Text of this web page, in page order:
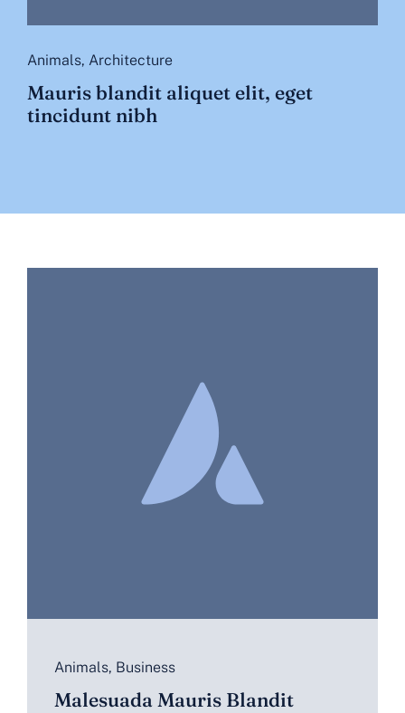
Animals, Architecture
Mauris blandit aliquet elit, eget
tincidunt nibh
Animals, Business
Malesuada Mauris Blandit